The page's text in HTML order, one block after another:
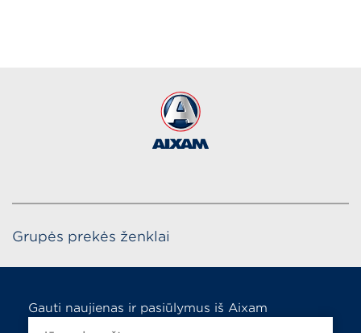
Grupės prekės ženklai
Gauti naujienas ir pasiūlymus iš Aixam